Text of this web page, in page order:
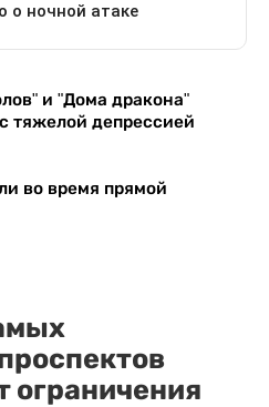
и "Дома дракона"
тяжелой депрессией
во время прямой
ограничения